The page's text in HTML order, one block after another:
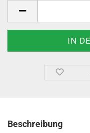
Beschreibung